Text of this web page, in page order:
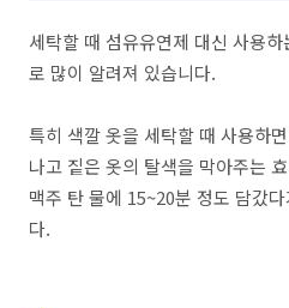
세탁할 때 섬유유연제 대신 사용
로 많이 알려져 있습니다.
특히 색깔 옷을 세탁할 때 사용하
나고 짙은 옷의 탈색을 막아주는
맥주 탄 물에 15~20분 정도 담갔
다.